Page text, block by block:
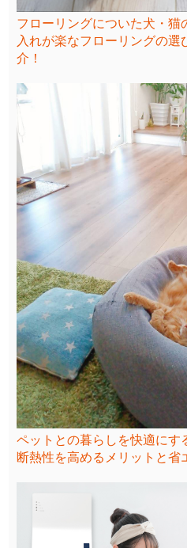
フローリングについた犬・猫
入れが楽なフローリングの
介！
ペットとの暮らしを快適にす
断熱性を高めるメリットと省